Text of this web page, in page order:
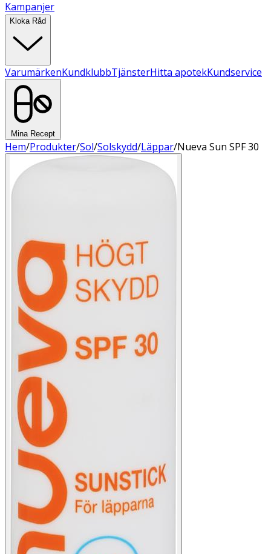
Kampanjer
Kloka Råd
VarumärkenKundklubbTjänsterHitta apotekKundservice
Mina Recept
Hem/Produkter/Sol/Solskydd/Läppar/Nueva Sun SPF 30